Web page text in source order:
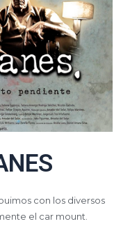
con los diversos
el car mount.